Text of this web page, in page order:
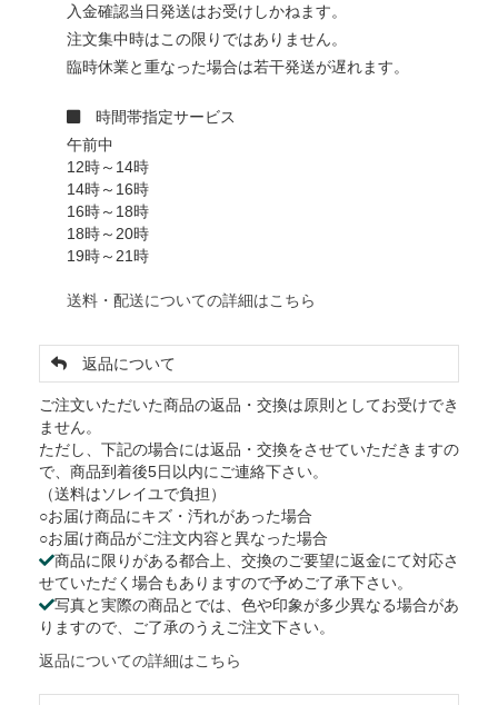
入金確認当日発送はお受けしかねます。
注文集中時はこの限りではありません。
臨時休業と重なった場合は若干発送が遅れます。
時間帯指定サービス
午前中
12時～14時
14時～16時
16時～18時
18時～20時
19時～21時
送料・配送についての詳細はこちら
返品について
ご注文いただいた商品の返品・交換は原則としてお受けでき
ません。
ただし、下記の場合には返品・交換をさせていただきますの
で、商品到着後5日以内にご連絡下さい。
（送料はソレイユで負担）
○お届け商品にキズ・汚れがあった場合
○お届け商品がご注文内容と異なった場合
商品に限りがある都合上、交換のご要望に返金にて対応さ
せていただく場合もありますので予めご了承下さい。
写真と実際の商品とでは、色や印象が多少異なる場合があ
りますので、ご了承のうえご注文下さい。
返品についての詳細はこちら